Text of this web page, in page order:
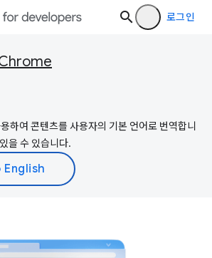
로그인
하여 콘텐츠를 사용자의 기본 언어로 번역합니
을 수 있습니다.